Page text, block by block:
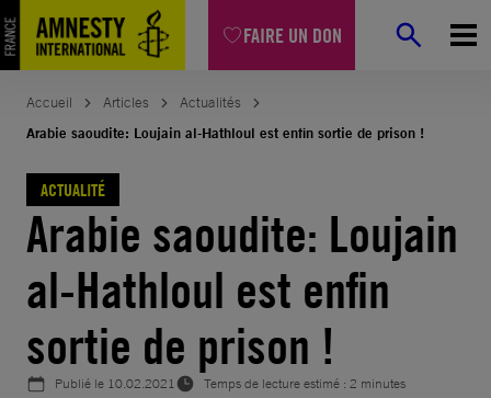
FAIRE UN DON
Aller
au
contenu
Accueil Articles
Actualités
Arabie saoudite: Loujain al-Hathloul est enfin sortie de prison !
ACTUALITÉ
Arabie saoudite: Loujain
al-Hathloul est enfin
sortie de prison !
Publié le 10.02.2021
Temps de lecture estimé : 2 minutes